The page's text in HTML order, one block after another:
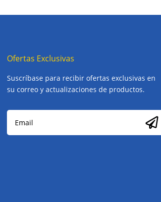
Ofertas Exclusivas
Suscríbase para recibir ofertas exclusivas en
su correo y actualizaciones de productos.